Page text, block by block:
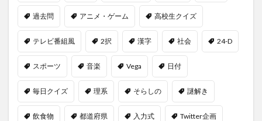
過去問 アニメ・ゲーム 高校生クイズ
テレビ番組風 2択 漢字 社会 24-D
スポーツ 音楽 Vega 日付
毎日クイズ 理系 そらしの 謎解き
飲食物 都道府県 入力式 Twitter企画